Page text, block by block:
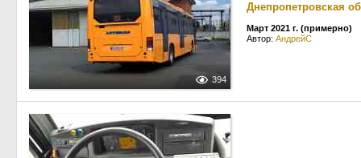
394
Днепропетровская
Март 2021 г. (примерно)
Автор: АндрейС